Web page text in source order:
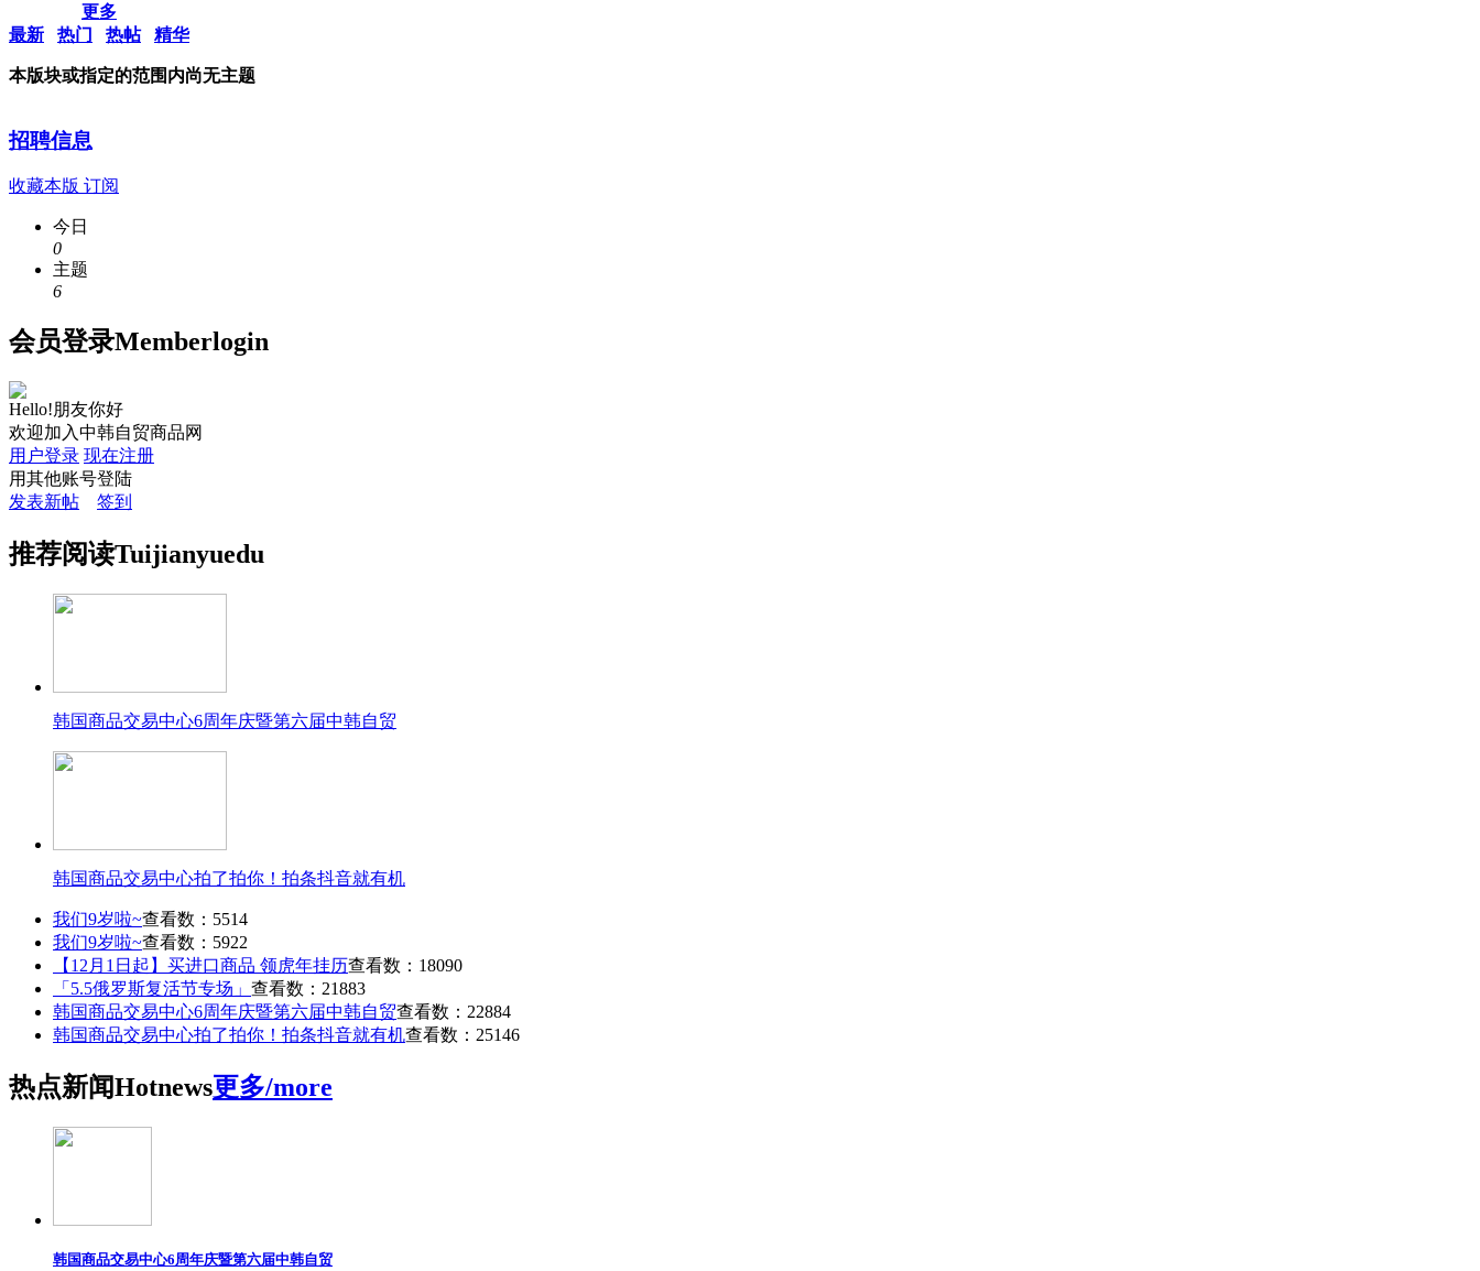
更多
最新
热门 热帖 精华
本版块或指定的范围内尚无主题
招聘信息
收藏本版 订阅
今日
0
主题
6
会员登录Memberlogin
Hello!朋友你好
欢迎加入中韩自贸商品网
用户登录 现在注册
用其他账号登陆
发表新帖
签到
推荐阅读Tuijianyuedu
韩国商品交易中心6周年庆暨第六届中韩自贸
韩国商品交易中心拍了拍你！拍条抖音就有机
我们9岁啦~查看数：5514
我们9岁啦~查看数：5922
【12月1日起】买进口商品 领虎年挂历查看数：18090
「5.5俄罗斯复活节专场」 查看数：21883
韩国商品交易中心6周年庆暨第六届中韩自贸查看数：22884
韩国商品交易中心拍了拍你！拍条抖音就有机查看数：25146
热点新闻Hotnews更多/more
韩国商品交易中心6周年庆暨第六届中韩自贸